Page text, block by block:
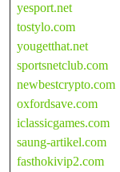
yesport.net
tostylo.com
yougetthat.net
sportsnetclub.com
newbestcrypto.com
oxfordsave.com
iclassicgames.com
saung-artikel.com
fasthokivip2.com